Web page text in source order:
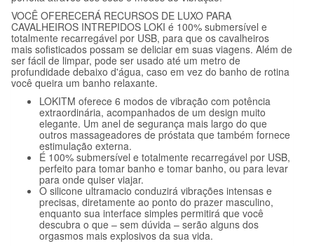
VOCÊ OFERECERÁ RECURSOS DE LUXO PARA
CAVALHEIROS INTREPIDOS LOKI é 100% submersível e
totalmente recarregável por USB, para que os cavalheiros
mais sofisticados possam se deliciar em suas viagens. Além de
ser fácil de limpar, pode ser usado até um metro de
profundidade debaixo d'água, caso em vez do banho de rotina
você queira um banho relaxante.
LOKITM oferece 6 modos de vibração com potência
extraordinária, acompanhados de um design muito
elegante. Um anel de segurança mais largo do que
outros massageadores de próstata que também fornece
estimulação externa.
É 100% submersível e totalmente recarregável por USB,
perfeito para tomar banho e tomar banho, ou para levar
para onde quiser viajar.
O silicone ultramacio conduzirá vibrações intensas e
precisas, diretamente ao ponto do prazer masculino,
enquanto sua interface simples permitirá que você
descubra o que – sem dúvida – serão alguns dos
orgasmos mais explosivos da sua vida.